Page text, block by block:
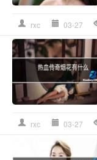
rxc 03-27
rxc 03-27